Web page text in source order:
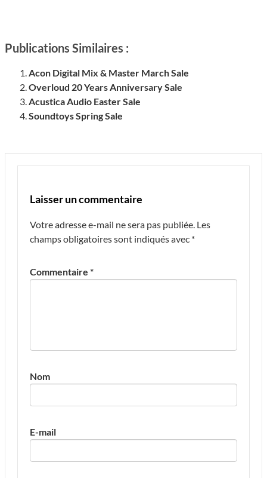
Publications Similaires :
Acon Digital Mix & Master March Sale
Overloud 20 Years Anniversary Sale
Acustica Audio Easter Sale
Soundtoys Spring Sale
Laisser un commentaire
Votre adresse e-mail ne sera pas publiée. Les
champs obligatoires sont indiqués avec *
Commentaire *
Nom
E-mail